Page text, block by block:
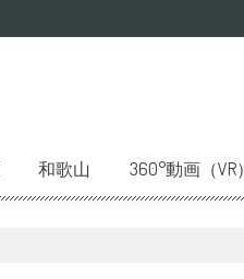
和歌山 360°動画（VR）